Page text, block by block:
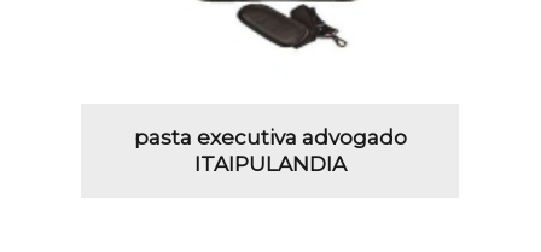
pasta executiva advogado
ITAIPULANDIA